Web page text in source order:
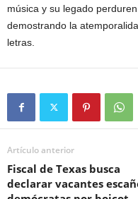
música y su legado
demostrando la
letras.
Artículo anterior
Fiscal de Texas busca
declarar vacantes